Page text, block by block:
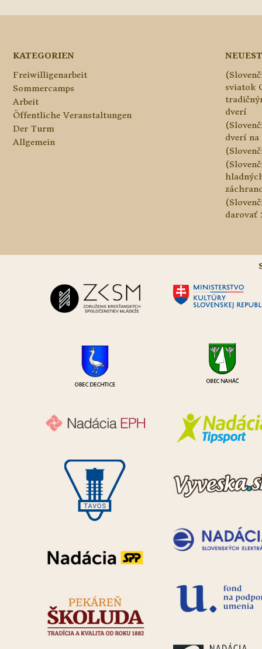
KATEGORIEN
Freiwilligenarbeit
Sommercamps
Arbeit
Öffentliche Veranstaltungen
Der Turm
Allgemein
sviatok
dverí
dverí na
darovať